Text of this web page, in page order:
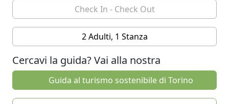
2 Adulti, 1 Stanza
Cercavi la guida? Vai alla nostra
Guida al turismo sostenibile di Torino